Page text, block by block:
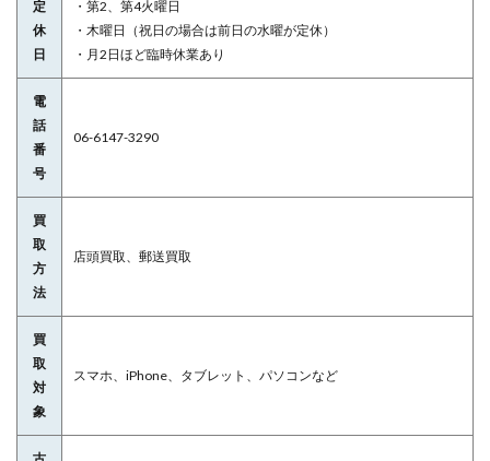
定
休
日
・第2、第4火曜日
・木曜日（祝日の場合は前日の水曜が定休）
・月2日ほど臨時休業あり
電
話
番
号
06-6147-3290
買
取
方
法
店頭買取、郵送買取
買
取
対
象
スマホ、iPhone、タブレット、パソコンなど